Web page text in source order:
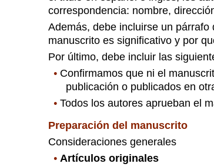
correspondencia: nombre,
Además, debe incluirse un
manuscrito es significativo y por
Por último, debe incluir las
• Confirmamos que ni el
publicación o publicados en
• Todos los autores aprueban el
Preparación del manuscrito
Consideraciones generales
• Artículos originales